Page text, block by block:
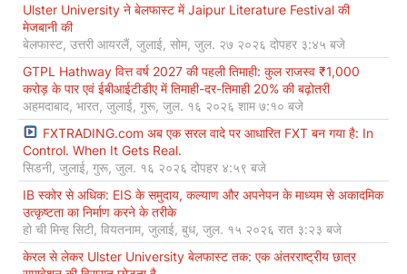
Ulster University ने बेलफास्ट में Jaipur Literature Festival की
मेजबानी की
बेलफास्ट, उत्तरी आयरलैं, जुलाई, सोम, जुल. २७ २०२६ दोपहर ३:४५ बजे
GTPL Hathway वित्त वर्ष 2027 की पहली तिमाही: कुल राजस्व ₹1,000
करोड़ के पार एवं ईबीआईटीडीए में तिमाही-दर-तिमाही 20% की बढ़ोतरी
अहमदाबाद, भारत, जुलाई, गुरू, जुल. १६ २०२६ शाम ७:१० बजे
FXTRADING.com अब एक सरल वादे पर आधारित FXT बन गया है: In
Control. When It Gets Real.
सिडनी, जुलाई, गुरू, जुल. १६ २०२६ दोपहर ४:५९ बजे
IB स्कोर से अधिक: EIS के समुदाय, कल्याण और अपनेपन के माध्यम से अकादमिक
उत्कृष्टता का निर्माण करने के तरीके
हो ची मिन्ह सिटी, वियतनाम, जुलाई, बुध, जुल. १५ २०२६ रात ३:२३ बजे
केरल से लेकर Ulster University बेलफास्ट तक: एक अंतरराष्ट्रीय छात्र